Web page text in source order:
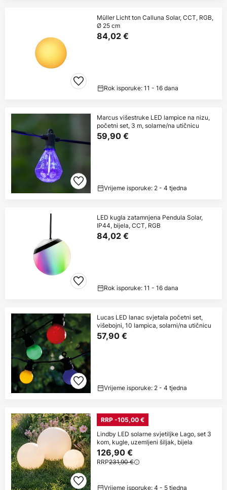
Müller Licht ton Calluna Solar, CCT, RGB,
Ø 25 cm
84,02 €
Rok isporuke: 11 - 16 dana
Marcus višestruke LED lampice na nizu,
početni set, 3 m, solarne/na utičnicu
59,90 €
Vrijeme isporuke: 2 - 4 tjedna
LED kugla zatamnjena Pendula Solar,
IP44, bijela, CCT, RGB
84,02 €
Rok isporuke: 11 - 16 dana
Lucas LED lanac svjetala početni set,
višebojni, 10 lampica, solarni/na utičnicu
57,90 €
Vrijeme isporuke: 2 - 4 tjedna
RRP -105,00 €
Lindby LED solarne svjetiljke Lago, set 3
kom, kugle, uzemljeni šiljak, bijela
126,90 €
RRP231,90 €
Vrijeme isporuke: 4 - 5 tjedna